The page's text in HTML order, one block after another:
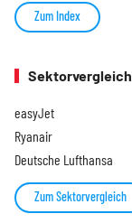
Zum Index
Sektorvergleich
easyJet
Ryanair
Deutsche Lufthansa
Zum Sektorvergleich